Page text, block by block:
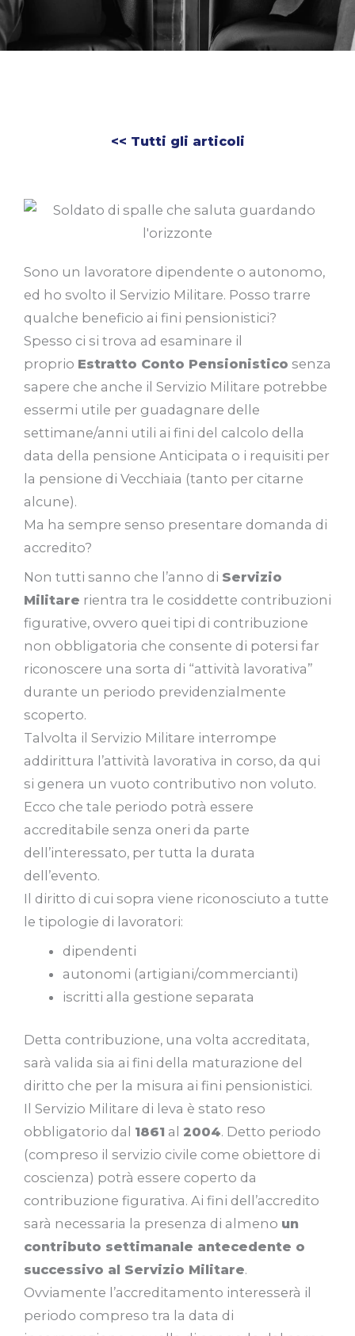
<< Tutti gli articoli
Sono un lavoratore dipendente o autonomo,
ed ho svolto il Servizio Militare. Posso trarre
qualche beneficio ai fini pensionistici?
Spesso ci si trova ad esaminare il
proprio Estratto Conto Pensionistico senza
sapere che anche il Servizio Militare potrebbe
essermi utile per guadagnare delle
settimane/anni utili ai fini del calcolo della
data della pensione Anticipata o i requisiti per
la pensione di Vecchiaia (tanto per citarne
alcune).
Ma ha sempre senso presentare domanda di
accredito?
Non tutti sanno che l’anno di Servizio
Militare rientra tra le cosiddette contribuzioni
figurative, ovvero quei tipi di contribuzione
non obbligatoria che consente di potersi far
riconoscere una sorta di “attività lavorativa”
durante un periodo previdenzialmente
scoperto.
Talvolta il Servizio Militare interrompe
addirittura l’attività lavorativa in corso, da qui
si genera un vuoto contributivo non voluto.
Ecco che tale periodo potrà essere
accreditabile senza oneri da parte
dell’interessato, per tutta la durata
dell’evento.
Il diritto di cui sopra viene riconosciuto a tutte
le tipologie di lavoratori:
dipendenti
autonomi (artigiani/commercianti)
iscritti alla gestione separata
Detta contribuzione, una volta accreditata,
sarà valida sia ai fini della maturazione del
diritto che per la misura ai fini pensionistici.
Il Servizio Militare di leva è stato reso
obbligatorio dal 1861 al 2004. Detto periodo
(compreso il servizio civile come obiettore di
coscienza) potrà essere coperto da
contribuzione figurativa. Ai fini dell’accredito
sarà necessaria la presenza di almeno un
contributo settimanale antecedente o
successivo al Servizio Militare.
Ovviamente l’accreditamento interesserà il
periodo compreso tra la data di